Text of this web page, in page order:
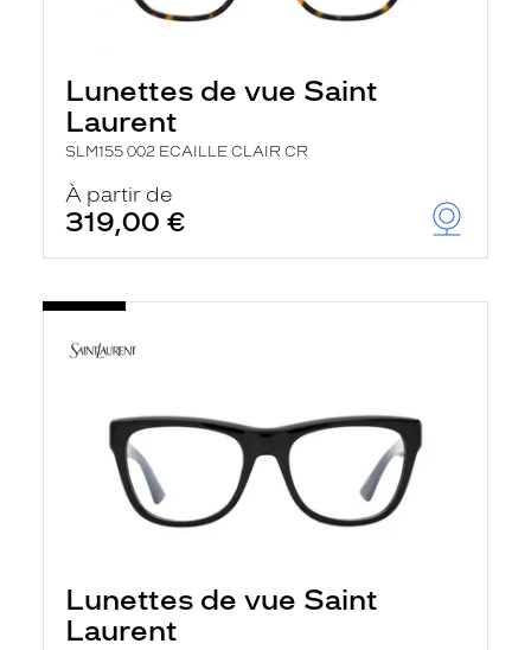
Lunettes de vue Saint
Laurent
SLM155 002 ECAILLE CLAIR CR
À partir de
319,00 €
Lunettes de vue Saint
Laurent